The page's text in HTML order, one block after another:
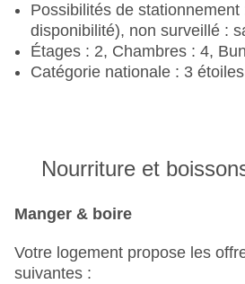
Possibilités de stationnement
disponibilité), non surveillé :
Étages : 2, Chambres : 4,
Catégorie nationale : 3 étoiles
Nourriture et
Manger & boire
Votre logement propose les
suivantes :